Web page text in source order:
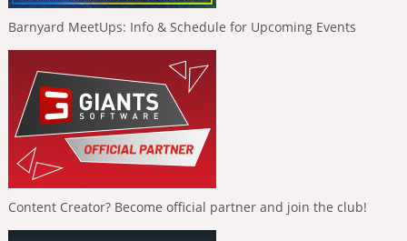
Barnyard MeetUps: Info & Schedule for Upcoming Events
Content Creator? Become official partner and join the club!